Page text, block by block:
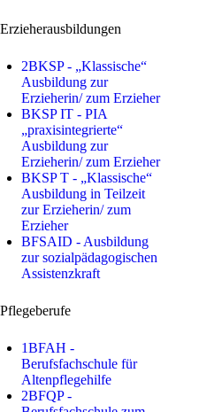
Erzieherausbildungen
2BKSP - „Klassische“
Ausbildung zur
Erzieherin/ zum Erzieher
BKSP IT - PIA
„praxisintegrierte“
Ausbildung zur
Erzieherin/ zum Erzieher
BKSP T - „Klassische“
Ausbildung in Teilzeit
zur Erzieherin/ zum
Erzieher
BFSAID - Ausbildung
zur sozialpädagogischen
Assistenzkraft
Pflegeberufe
1BFAH -
Berufsfachschule für
Altenpflegehilfe
2BFQP -